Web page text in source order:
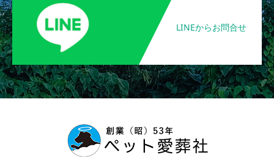
LINEからお問合せ